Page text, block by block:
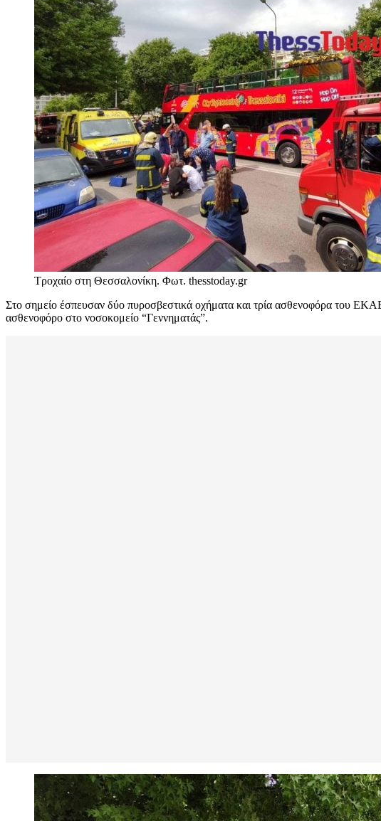
Τροχαίο στη Θεσσαλονίκη. Φωτ. thesstoday.gr
Στο σημείο έσπευσαν δύο πυροσβεστικά οχήματα και τρία ασθενοφόρα του
ασθενοφόρο στο νοσοκομείο “Γεννηματάς”.